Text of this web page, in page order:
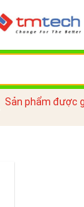
Sản phẩm được